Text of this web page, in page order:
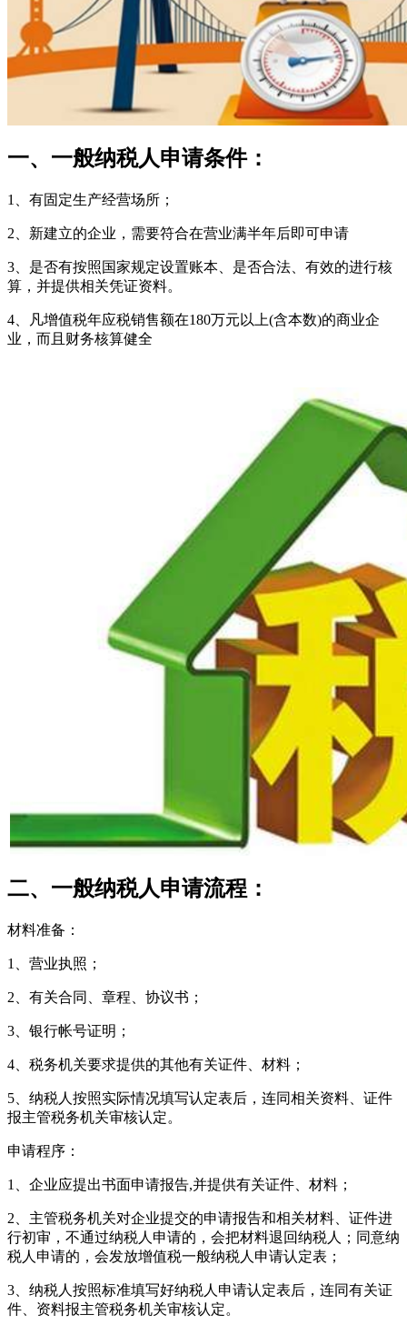
一、一般纳税人申请条件：
1、有固定生产经营场所；
2、新建立的企业，需要符合在营业满半年后即可申请
3、是否有按照国家规定设置账本、是否合法、有效的进行核
算，并提供相关凭证资料。
4、凡增值税年应税销售额在180万元以上(含本数)的商业企
业，而且财务核算健全
二、一般纳税人申请流程：
材料准备：
1、营业执照；
2、有关合同、章程、协议书；
3、银行帐号证明；
4、税务机关要求提供的其他有关证件、材料；
5、纳税人按照实际情况填写认定表后，连同相关资料、证件
报主管税务机关审核认定。
申请程序：
1、企业应提出书面申请报告,并提供有关证件、材料；
2、主管税务机关对企业提交的申请报告和相关材料、证件进
行初审，不通过纳税人申请的，会把材料退回纳税人；同意纳
税人申请的，会发放增值税一般纳税人申请认定表；
3、纳税人按照标准填写好纳税人申请认定表后，连同有关证
件、资料报主管税务机关审核认定。